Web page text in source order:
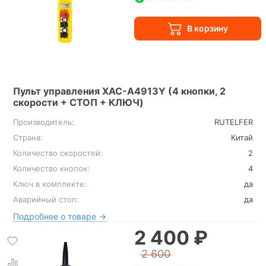
Пульт управления XAC-A4913Y (4 кнопки, 2
скорости + СТОП + КЛЮЧ)
Производитель:
RUTELFER
Страна:
Китай
Количество скоростей:
2
Количество кнопок:
4
Ключ в комплекте:
да
Аварийный стоп:
да
Подробнее о товаре →
2 400 ₽
2 600